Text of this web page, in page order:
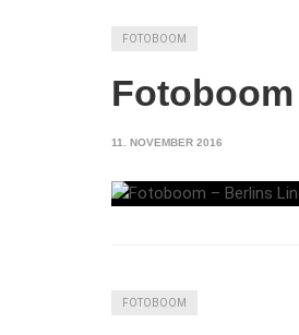
FOTOBOOM
11. NOVEMBER 2016
FOTOBOOM